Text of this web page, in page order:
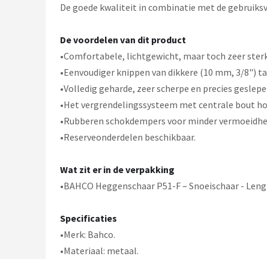
Husqvarna
Alle merken →
De goede kwaliteit in combinatie met de
De voordelen van dit product
•Comfortabele, lichtgewicht, maar toch zeer
•Eenvoudiger knippen van dikkere (10 mm, 3/8")
•Volledig geharde, zeer scherpe en precies
•Het vergrendelingssysteem met centrale bout
•Rubberen schokdempers voor minder
•Reserveonderdelen beschikbaar.
Wat zit er in de verpakking
•BAHCO Heggenschaar P51-F – Snoeischaar -
Specificaties
•Merk: Bahco.
•Materiaal: metaal.